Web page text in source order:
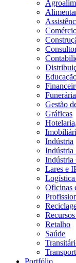
Gestão
Gráficas
Indústria
Indústria
Indústria
Lares e
Oficinas
Retalho
Saúde
Portfólio